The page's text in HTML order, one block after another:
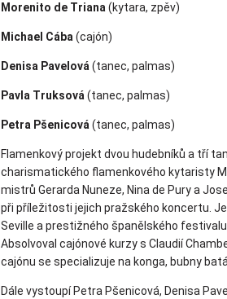
Morenito de Triana(kytara, zpěv)
Michael Cába(cajón)
Denisa Pavelová(tanec, palmas)
Pavla Truksová(tanec, palmas)
Petra Pšenicová(tanec, palmas)
Flamenkový projekt dvou hudebníků a tří
charismatického flamenkového kytaristy
mistrů Gerarda Nuneze, Nina de Pury a
při příležitosti jejich pražského koncertu.
Seville a prestižného španělského
Absolvoval cajónové kurzy s Claudií
cajónu se specializuje na konga, bubny
Dále vystoupí Petra Pšenicová, Denisa